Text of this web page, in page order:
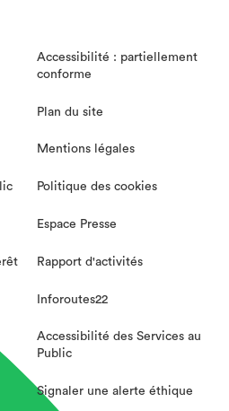
Accessibilité : partiellement
conforme
Plan du site
Mentions légales
Politique des cookies
Espace Presse
Rapport d'activités
Inforoutes22
Accessibilité des Services au
Public
Signaler une alerte éthique